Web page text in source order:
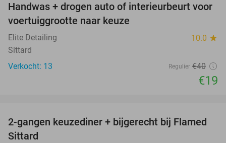
53%
Handwas + drogen auto of interieurbeurt voor
voertuiggrootte naar keuze
Elite Detailing 10.0 star
Sittard
Verkocht: 13
Regulier €40
€19
31%
2-gangen keuzediner + bijgerecht bij Flamed
Sittard